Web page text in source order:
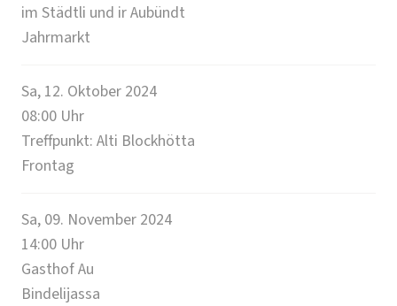
im Städtli und ir Aubündt
Jahrmarkt
Sa, 12. Oktober 2024
08:00 Uhr
Treffpunkt: Alti Blockhötta
Frontag
Sa, 09. November 2024
14:00 Uhr
Gasthof Au
Bindelijassa